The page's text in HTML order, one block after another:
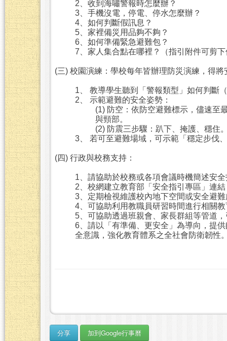
2、收到海嘯警報時怎麼辦？
3、手機沒電，停電、停水怎麼辦？
4、如何判斷假訊息？
5、家裡備災用品夠不夠？
6、如何準備緊急避難包？
7、家人集合點在哪裡？（指引附件可剪
(三) 校園演練：學校每年皆辦理防災演練，得
1、 教導學生聽到「警報類型」如何判斷
2、 示範避難的安全姿勢：
(1) 防空：依防空避難標示，儘速至
與頸部。
(2) 防震三步驟：趴下、掩護、穩住
3、 若可至避難場域，可示範「穩定步伐
(四) 行政與校務支持：
1、請協助於校務或各項會議時機簡述安
2、校網建立教育部「安全指引專區」連
3、定期檢視維護校內地下空間或安全避
4、可協助利用教職員研習時間進行相關
5、可協助透過班親會、家長群組等管道
6、請以「有準備、更安全」為導向，提
全意識，強化教育體系之全社會防衛韌性